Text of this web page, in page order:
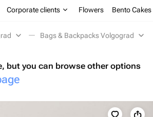
Corporate clients Flowers Bento Cakes
Bags & Backpacks Volgograd
but you can browse other options